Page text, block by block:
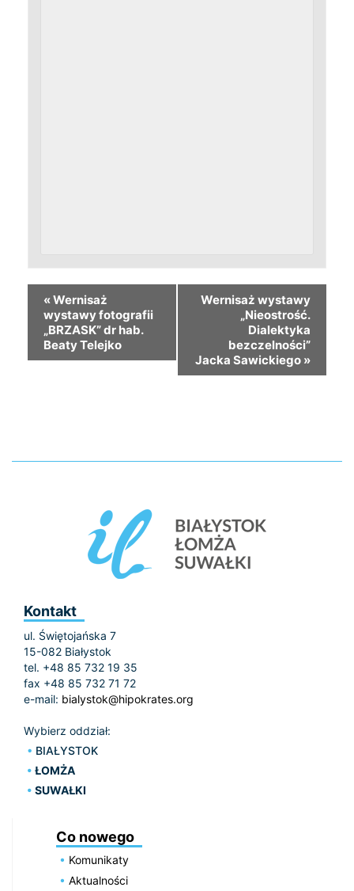
«Wernisaż
wystawy fotografii
„BRZASK” dr hab.
Beaty Telejko
Wernisaż wystawy
„Nieostrość.
Dialektyka
bezczelności”
Jacka Sawickiego »
Kontakt
ul. Świętojańska 7
15-082 Białystok
tel. +48 85 732 19 35
fax +48 85 732 71 72
e-mail: bialystok@hipokrates.org
Wybierz oddział:
BIAŁYSTOK
ŁOMŻA
SUWAŁKI
Co nowego
Komunikaty
Aktualności